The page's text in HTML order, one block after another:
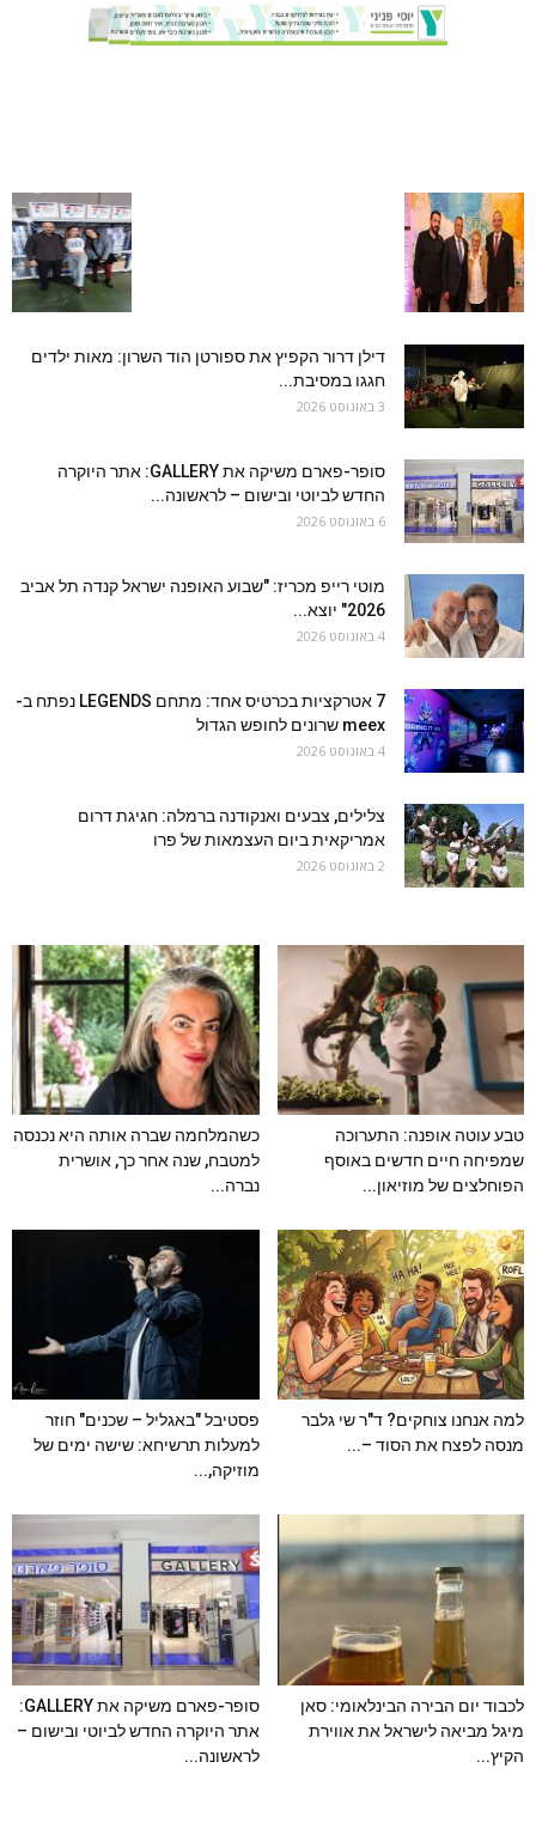
דילן דרור הקפיץ את ספורטן הוד השרון: מאות ילדים
חגגו במסיבת...
3 באוגוסט 2026
סופר-פארם משיקה את GALLERY: אתר היוקרה
החדש לביוטי ובישום – לראשונה...
6 באוגוסט 2026
מוטי רייפ מכריז: "שבוע האופנה ישראל קנדה תל אביב
2026" יוצא...
4 באוגוסט 2026
7 אטרקציות בכרטיס אחד: מתחם LEGENDS נפתח ב-
meex שרונים לחופש הגדול
4 באוגוסט 2026
צלילים, צבעים ואנקודנה ברמלה: חגיגת דרום
אמריקאית ביום העצמאות של פרו
2 באוגוסט 2026
טבע עוטה אופנה: התערוכה
שמפיחה חיים חדשים באוסף
הפוחלצים של מוזיאון...
כשהמלחמה שברה אותה היא נכנסה
למטבח, שנה אחר כך, אושרית
נברה...
למה אנחנו צוחקים? ד"ר שי גלבר
מנסה לפצח את הסוד –...
פסטיבל "באגליל – שכנים" חוזר
למעלות תרשיחא: שישה ימים של
מוזיקה,...
לכבוד יום הבירה הבינלאומי: סאן
מיגל מביאה לישראל את אווירת
הקיץ...
סופר-פארם משיקה את GALLERY:
אתר היוקרה החדש לביוטי ובישום –
לראשונה...